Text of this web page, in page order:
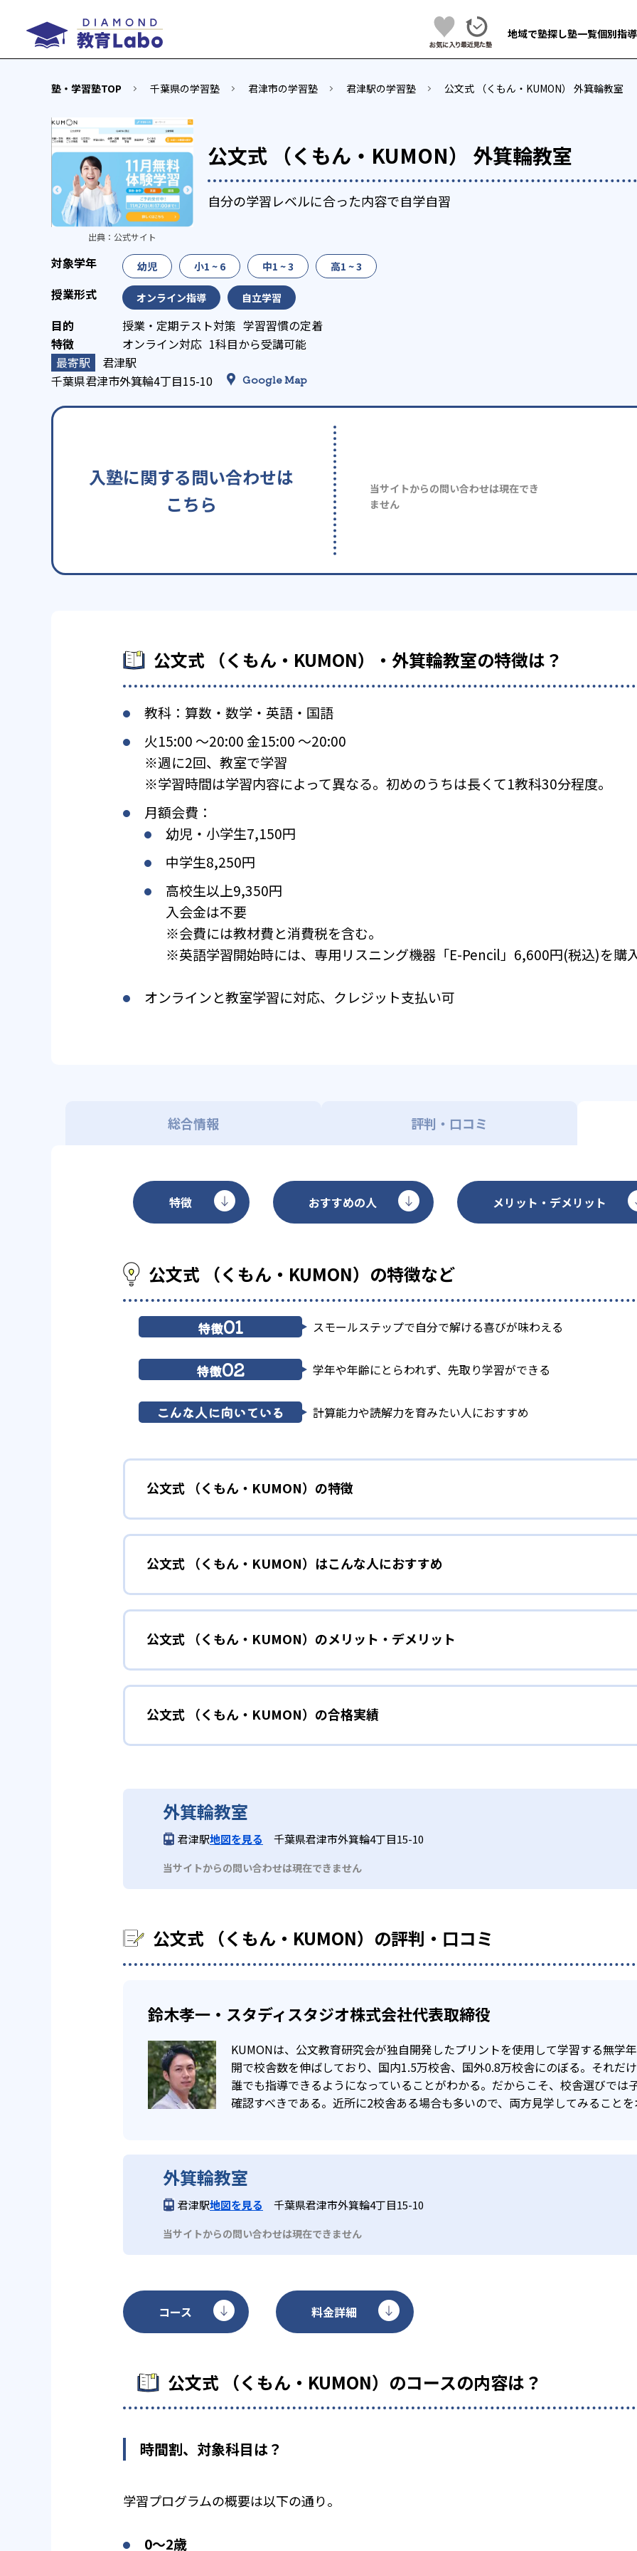
地域で塾探し塾一覧個別指
塾・学習塾TOP 千葉県の学習塾 君津市の学習塾 君津駅の学習塾 公文式 （くもん・KUMON） 外箕輪教室
公文式 （くもん・KUMON） 外箕輪教室
自分の学習レベルに合った内容で自学自習
出典： 公式サイト
幼児 小1 ~ 6 中1 ~ 3 高1 ~ 3
オンライン指導 自立学習
授業・定期テスト対策 学習習慣の定着
オンライン対応 1科目から受講可能
君津駅
千葉県君津市外箕輪4丁目15-10
Google Map
入塾に関する問い合わせは
こちら
当サイトからの問い合わせは現在でき
ません
公文式 （くもん・KUMON）・外箕輪教室の特徴は？
教科：算数・数学・英語・国語
火15:00 〜20:00 金15:00 〜20:00
※週に2回、教室で学習
※学習時間は学習内容によって異なる。初めのうちは長くて1教科30分程度。
月額会費：
幼児・小学生7,150円
中学生8,250円
高校生以上9,350円
入会金は不要
※会費には教材費と消費税を含む。
※英語学習開始時には、専用リスニング機器「E-Pencil」6,600円(税込)を購
オンラインと教室学習に対応、クレジット支払い可
総合情報 評判・口コミ
特徴 おすすめの人 メリット・デメリット
公文式 （くもん・KUMON）の特徴など
特徴01 スモールステップで自分で解ける喜びが味わえる
特徴02 学年や年齢にとらわれず、先取り学習ができる
こんな人に向いている 計算能力や読解力を育みたい人におすすめ
公文式 （くもん・KUMON）の特徴
01 無学年式の学力別学習
KUMONでは、年齢や学年にとらわれずに、一人ひとりの学力に応じたレベルから学習を始めて
確実に100点が取れるレベルから少しずつ難易度を上げていくことで子どもたちは多くの成功
できる。
02 自学自習スタイル
KUMONの教材は、簡単な問題から高度な問題へと、スモールステップで進んでいけるよう工
時期から高校教材に進む生徒もいる。
03 フレキシブルな受講スタイル
KUMONでは、教室が開いている時間内であれば、何曜日にでも週2回受講できる。そのため、
も通室しやすい。また、教室によっては自宅からのオンライン受講と通室を組み合わせること
公文式 （くもん・KUMON）はこんな人におすすめ
小学校に入る準備をしたい幼児向け
KUMONでは細かいステップに分かれた教材で、わかる楽しさを経験しながら無理なく力を高め
目でも自分で解けた達成感を味わうことで、少しずつ苦手意識を克服できるだろう。
中学生・高校生 部活や習い事と両立したい生徒向け
KUMONでは、一人ひとりの学習状況やスケジュールに合わせて、きめ細やかにカリキュラムを
宿題の量や進め方に関しては、いつでも気軽に相談可能だ。
公文式 （くもん・KUMON）のメリット・デメリット
どんなメリットがある？
KUMONでは自学自習スタイルで勉強するため、集中力や目標に向かって頑張りやり抜く力を
い。
どんなデメリットがある？
KUMONでは、中高生のクラスでも数学・英語・国語の3教科に限られるため、その他の教科に
だろう。
公文式 （くもん・KUMON）の合格実績
KUMONは、公式サイトでは合格実績は公開していない。志望校への実績があるかどうかは、
外箕輪教室
君津駅地図を見る 千葉県君津市外箕輪4丁目15-10
当サイトからの問い合わせは現在できません
公文式 （くもん・KUMON）の評判・口コミ
鈴木孝一・スタディスタジオ株式会社代表取締役
KUMONは、公文教育研究会が独自開発したプリントを使用して学習する無学
開で校舎数を伸ばしており、国内1.5万校舎、国外0.8万校舎にのぼる。それだ
誰でも指導できるようになっていることがわかる。だからこそ、校舎選びでは
確認すべきである。近所に2校舎ある場合も多いので、両方見学してみること
外箕輪教室
君津駅地図を見る 千葉県君津市外箕輪4丁目15-10
当サイトからの問い合わせは現在できません
コース 料金詳細
公文式 （くもん・KUMON）のコースの内容は？
時間割、対象科目は？
学習プログラムの概要は以下の通り。
0〜2歳